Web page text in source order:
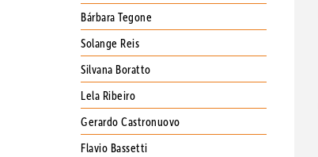
Bárbara Tegone
Solange Reis
Silvana Boratto
Lela Ribeiro
Gerardo Castronuovo
Flavio Bassetti